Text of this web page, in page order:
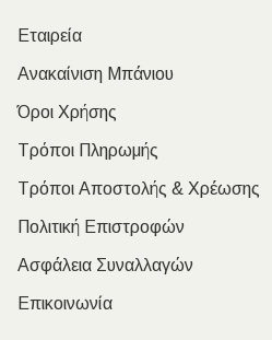
Εταιρεία
Ανακαίνιση Μπάνιου
Όροι Χρήσης
Τρόποι Πληρωμής
Τρόποι Αποστολής & Χρέωσης
Πολιτική Επιστροφών
Ασφάλεια Συναλλαγών
Επικοινωνία